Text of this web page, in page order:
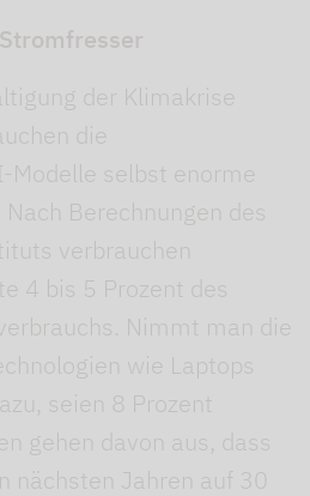
der Klimakrise
die
Modelle selbst enorme
Berechnungen des
verbrauchen
4 bis 5 Prozent des
Nimmt man die
wie Laptops
seien 8 Prozent
gehen davon aus, dass
nächsten Jahren auf 30